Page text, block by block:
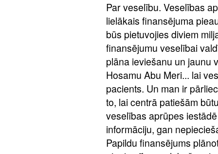
Par veselību. Veselības
lielākais finansējuma
būs pietuvojies diviem
finansējumu veselībai
plāna ieviešanu un jaunu
Hosamu Abu Meri... lai
pacients. Un man ir
to, lai centrā patiešām
veselības aprūpes
informāciju, gan
Papildu finansējums